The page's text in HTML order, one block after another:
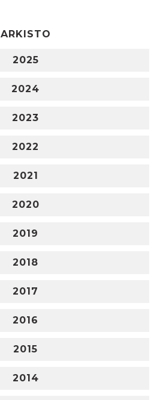
ARKISTO
2025
2024
2023
2022
2021
2020
2019
2018
2017
2016
2015
2014